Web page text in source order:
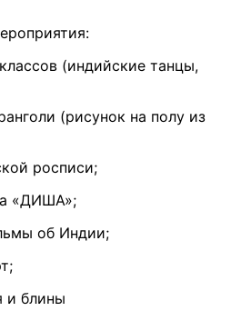
(индийские танцы,
(рисунок на полу из
росписи;
«ДИША»;
об Индии;
и блины